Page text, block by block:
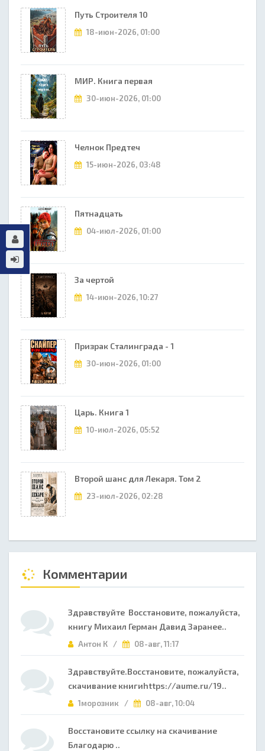
Путь Строителя 10
18-июн-2026, 01:00
МИР. Книга первая
30-июн-2026, 01:00
Челнок Предтеч
15-июн-2026, 03:48
Пятнадцать
04-июл-2026, 01:00
За чертой
14-июн-2026, 10:27
Призрак Сталинграда - 1
30-июн-2026, 01:00
Царь. Книга 1
10-июл-2026, 05:52
Второй шанс для Лекаря. Том 2
23-июл-2026, 02:28
Комментарии
Здравствуйте Восстановите, пожалуйста,
книгу Михаил Герман Давид Заранее..
Антон К / 08-авг, 11:17
Здравствуйте.Восстановите, пожалуйста,
скачивание книгиhttps://aume.ru/19..
1морозник / 08-авг, 10:04
Восстановите ссылку на скачивание
Благодарю ..